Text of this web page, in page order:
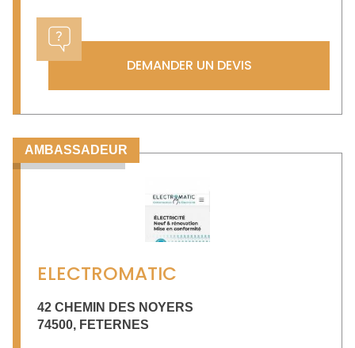
DEMANDER UN DEVIS
AMBASSADEUR
ELECTROMATIC
42 CHEMIN DES NOYERS
74500, FETERNES